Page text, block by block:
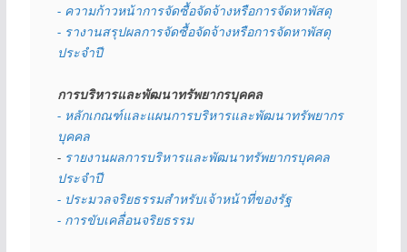
- ความก้าวหน้าการจัดซื้อจัดจ้างหรือการจัดหาพัสดุ
- รางานสรุปผลการจัดซื้อจัดจ้างหรือการจัดหาพัสดุ
ประจำปี
การบริหารและพัฒนาทรัพยากรบุคคล
- หลักเกณฑ์และแผนการบริหารและพัฒนาทรัพยากร
บุคคล
- รายงานผลการบริหารและพัฒนาทรัพยากรบุคคล
ประจำปี
- ประมวลจริยธรรมสำหรับเจ้าหน้าที่ของรัฐ
- การขับเคลื่อนจริยธรรม